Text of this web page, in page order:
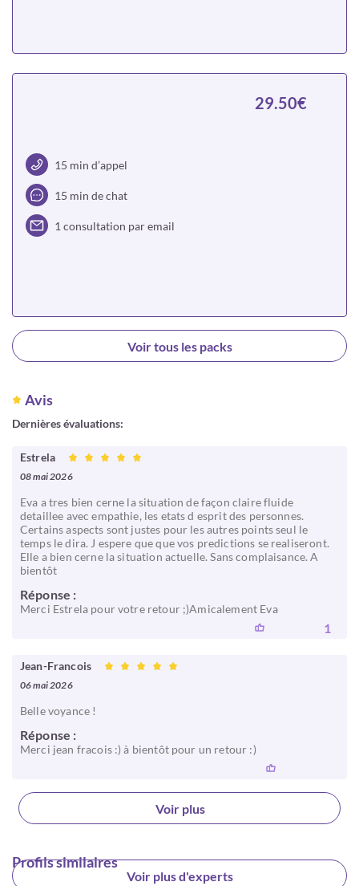
15 min d’appel
15 min de chat
1 consultation par email
29.50€
Choisir
Voir tous les packs
Avis
Dernières évaluations:
Estrela
08 mai 2026
Eva a tres bien cerne la situation de façon claire fluide
detaillee avec empathie, les etats d esprit des personnes.
Certains aspects sont justes pour les autres points seul le
temps le dira. J espere que que vos predictions se realiseront.
Elle a bien cerne la situation actuelle. Sans complaisance. A
bientôt
Réponse :
Merci Estrela pour votre retour ;)Amicalement Eva
1
Jean-Francois
06 mai 2026
Belle voyance !
Réponse :
Merci jean fracois :) à bientôt pour un retour :)
Voir plus
Profils similaires
Voir plus d'experts